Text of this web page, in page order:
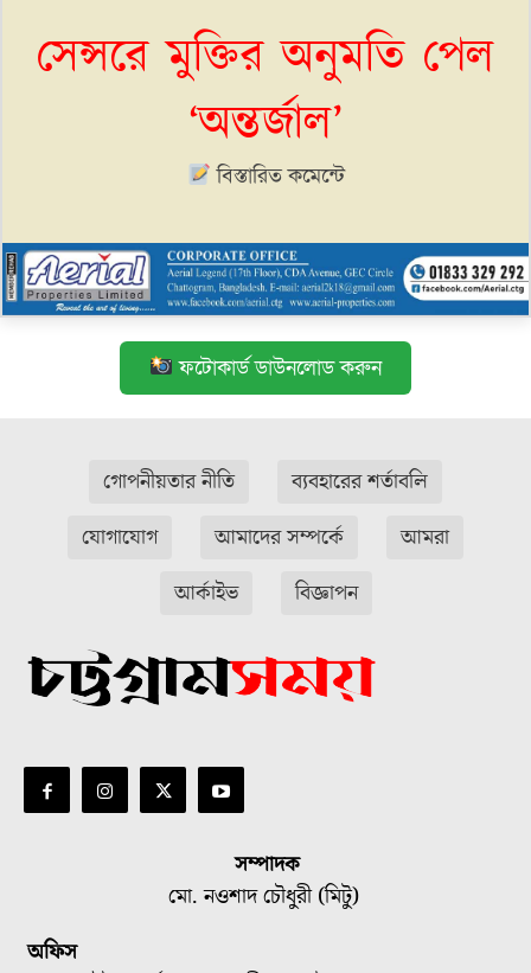
সেন্সরে মুক্তির অনুমতি পেল
‘অন্তর্জাল’
বিস্তারিত কমেন্টে
ফটোকার্ড ডাউনলোড করুন
গোপনীয়তার নীতি
ব্যবহারের শর্তাবলি
যোগাযোগ
আমাদের সম্পর্কে
আমরা
আর্কাইভ
বিজ্ঞাপন
সম্পাদক
মো. নওশাদ চৌধুরী (মিটু)
অফিস